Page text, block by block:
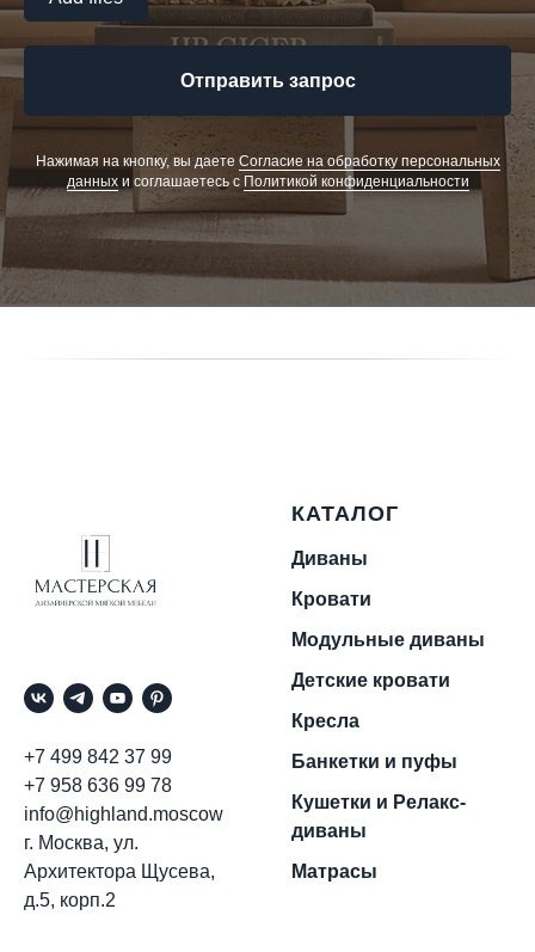
Отправить запрос
Нажимая на кнопку, вы даете Cогласие на обработку персональных
данныхи соглашаетесь c Политикой конфиденциальности
+7 499 842 37 99
+7 958 636 99 78
info@highland.moscow
г. Москва, ул.
Архитектора Щусева,
д.5, корп.2
КАТАЛОГ
Диваны
Кровати
Модульные диваны
Детские кровати
Кресла
Банкетки и пуфы
Кушетки и Релакс-
диваны
Матрасы